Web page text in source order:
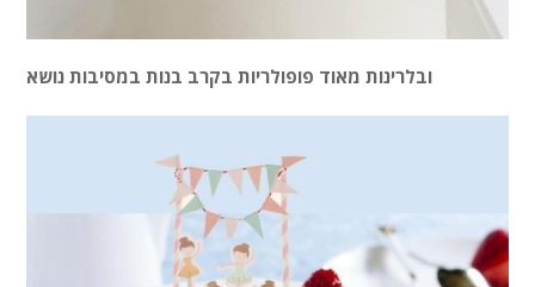
ובלרינות מאוד פופולריות בקרב בנות במסיבות נושא